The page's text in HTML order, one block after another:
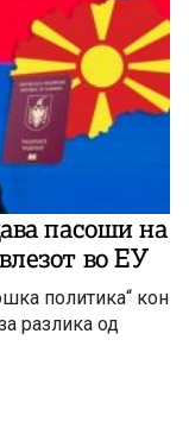
пасоши на
во ЕУ
политика“ кон
разлика од